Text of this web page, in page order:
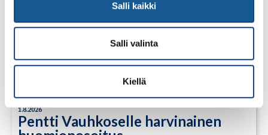
Salli kaikki
Salli valinta
Kiellä
1.8.2026
Pentti Vauhkoselle harvinainen